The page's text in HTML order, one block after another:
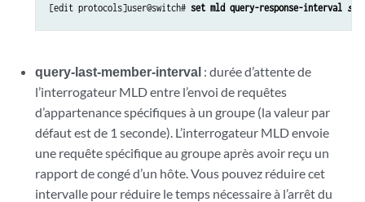
[edit protocols]user@switch# set mld query-response-interval
query-last-member-interval : durée d’attente de
l’interrogateur MLD entre l’envoi de requêtes
d’appartenance spécifiques à un groupe (la valeur par
défaut est de 1 seconde). L’interrogateur MLD envoie
une requête spécifique au groupe après avoir reçu un
rapport de congé d’un hôte. Vous pouvez réduire cet
intervalle pour réduire le temps nécessaire à l’arrêt du